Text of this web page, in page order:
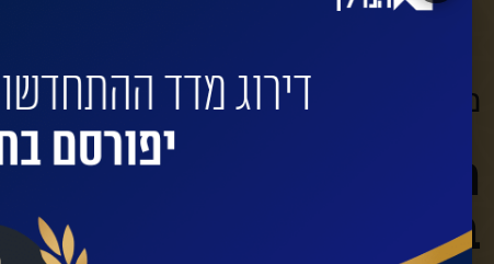
מעוניינים שהחברות המובילות
השאירו פרטים
בינוי עם החברות